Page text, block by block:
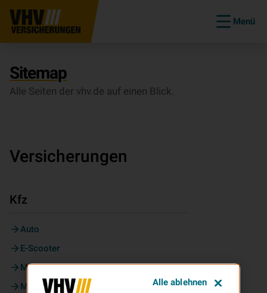
Menü
Sitemap
Alle Seiten der vhv.de auf einen Blick.
Versicherungen
Kfz
Auto
E-Scooter
Moped
Motorrad
Alle ablehnen